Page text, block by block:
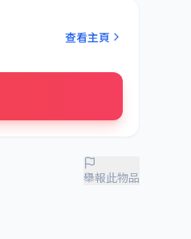
查看主頁
舉報此物品